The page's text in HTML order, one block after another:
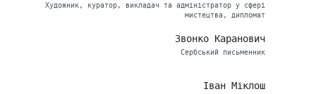
Художник, куратор, викладач та адміністратор у сфері
мистецтва, дипломат
Звонко Каранович
Сербський письменник
Іван Міклош